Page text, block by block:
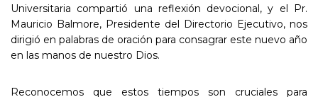
Universitaria compartió una reflexión devocional, y el Pr.
Mauricio Balmore, Presidente del Directorio Ejecutivo, nos
dirigió en palabras de oración para consagrar este nuevo año
en las manos de nuestro Dios.
Reconocemos que estos tiempos son cruciales para